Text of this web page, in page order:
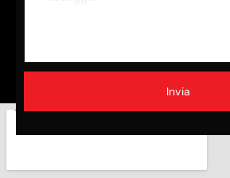
Invia